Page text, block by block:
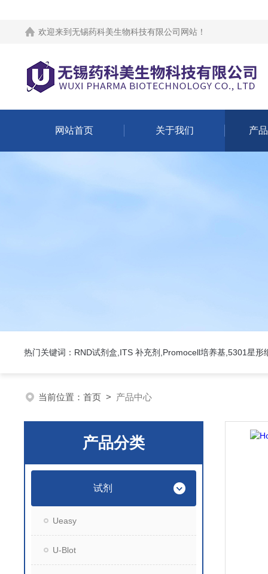
欢迎来到 无锡药科美生物科技有限公司网站 ！
网站首页 关于我们 产
热门关键词：RND试剂盒,ITS 补充剂,Promocell培养基,5301星形
当前位置： 首页 > 产品中心
产品分类
试剂
Ueasy
U-Blot